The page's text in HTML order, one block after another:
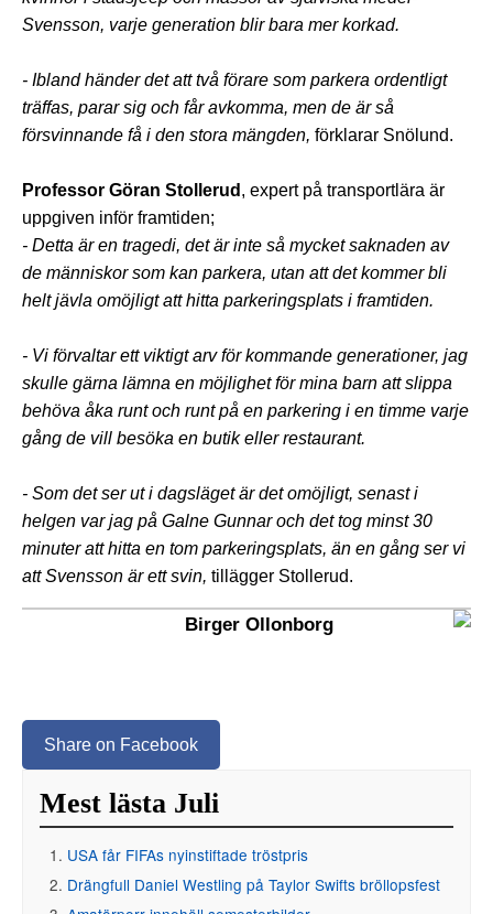
Svensson, varje generation blir bara mer korkad.
- Ibland händer det att två förare som parkera ordentligt
träffas, parar sig och får avkomma, men de är så
försvinnande få i den stora mängden, förklarar Snölund.
Professor Göran Stollerud , expert på transportlära är
uppgiven inför framtiden;
- Detta är en tragedi, det är inte så mycket saknaden av
de människor som kan parkera, utan att det kommer bli
helt jävla omöjligt att hitta parkeringsplats i framtiden.
- Vi förvaltar ett viktigt arv för kommande generationer, jag
skulle gärna lämna en möjlighet för mina barn att slippa
behöva åka runt och runt på en parkering i en timme varje
gång de vill besöka en butik eller restaurant.
- Som det ser ut i dagsläget är det omöjligt, senast i
helgen var jag på Galne Gunnar och det tog minst 30
minuter att hitta en tom parkeringsplats, än en gång ser vi
att Svensson är ett svin, tillägger Stollerud.
Birger Ollonborg
Share on Facebook
Mest lästa Juli
USA får FIFAs nyinstiftade tröstpris
Drängfull Daniel Westling på Taylor Swifts bröllopsfest